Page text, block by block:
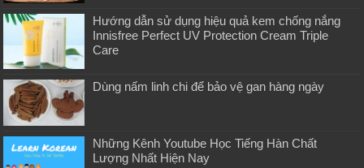
Hướng dẫn sử dụng hiệu quả kem chống nắng
Innisfree Perfect UV Protection Cream Triple
Care
Dùng nấm linh chi để bảo vệ gan hàng ngày
Những Kênh Youtube Học Tiếng Hàn Chất
Lượng Nhất Hiện Nay